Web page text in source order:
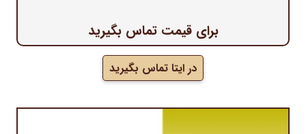
برای قیمت تماس بگیرید
در ایتا تماس بگیرید